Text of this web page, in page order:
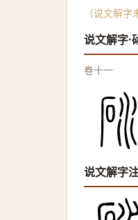
（说文解
说文解字·
卷十一
说文解字